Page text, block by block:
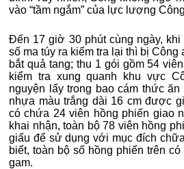
vào “tầm ngắm” của lực lượng
Đến 17 giờ 30 phút cùng ngày,
số ma túy ra kiểm tra lại thì bị Công
bắt quả tang; thu 1 gói gồm 54
kiểm tra xung quanh khu vực
nguyện lấy trong bao cám thức
nhựa màu trắng dài 16 cm được
có chứa 24 viên hồng phiến giao
khai nhận, toàn bộ 78 viên hồng
giấu để sử dụng với mục đích
biết, toàn bộ số hồng phiến trên
gam.